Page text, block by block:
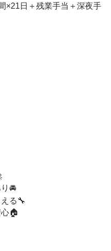
×21日＋残業手当＋深夜手
🚘
る🔧
🏠